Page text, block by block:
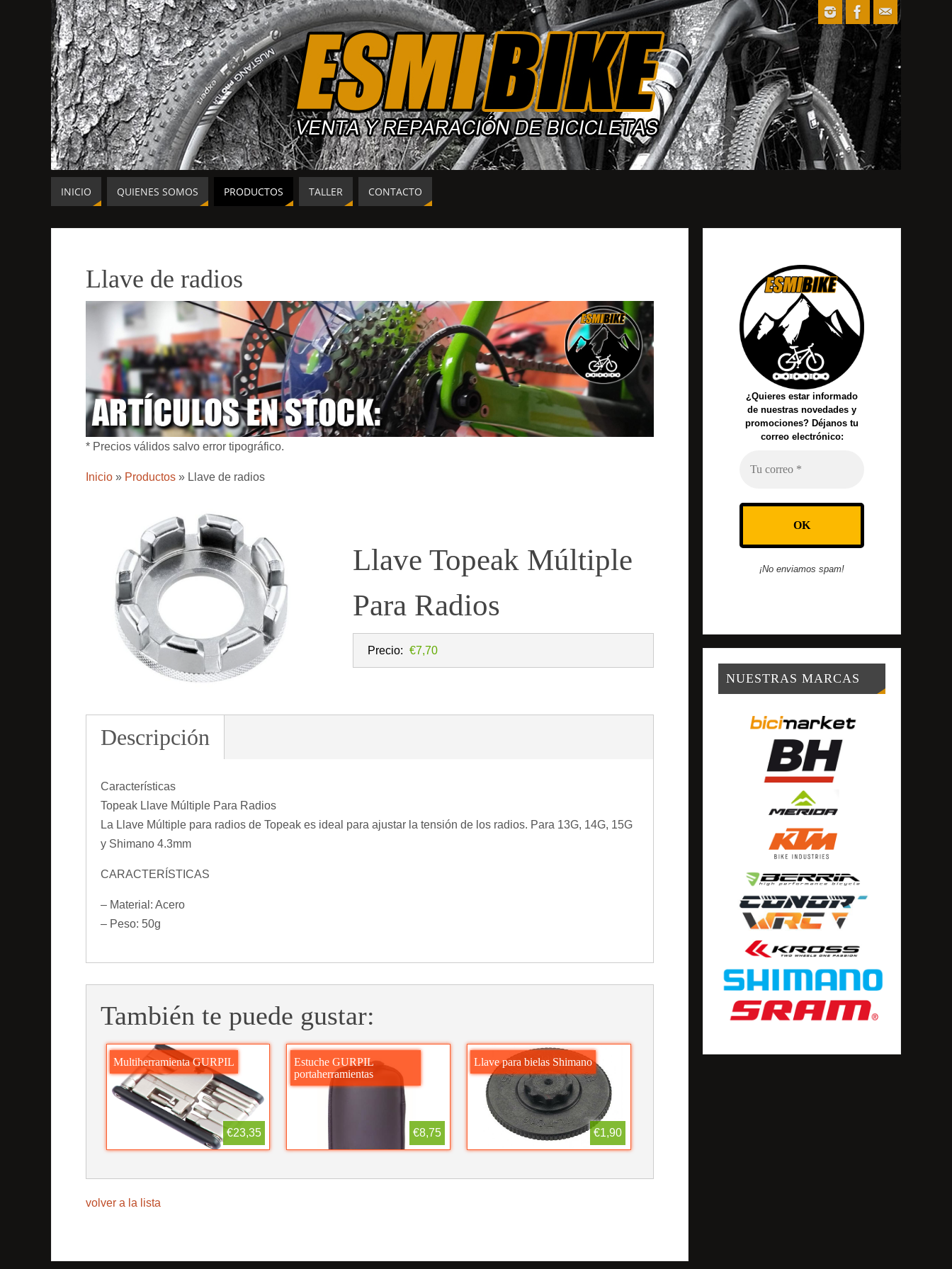
INICIO QUIENES SOMOS PRODUCTOS TALLER CONTACTO
Llave de radios
* Precios válidos salvo error tipográfico.
Inicio » Productos » Llave de radios
Llave Topeak Múltiple
Para Radios
Precio: €7,70
Descripción
Características
Topeak Llave Múltiple Para Radios
La Llave Múltiple para radios de Topeak es ideal para ajustar la tensión de los radios. Para 13G, 14G, 15G
y Shimano 4.3mm
CARACTERÍSTICAS
– Material: Acero
– Peso: 50g
También te puede gustar:
Multiherramienta GURPIL
€23,35
Estuche GURPIL
portaherramientas
€8,75
Llave para bielas Shimano
€1,90
volver a la lista
¿Quieres estar informado
de nuestras novedades y
promociones? Déjanos tu
correo electrónico:
¡No enviamos spam!
NUESTRAS MARCAS